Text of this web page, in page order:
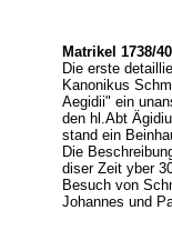
Matrikel 1738/40
Die erste
Kanonikus
Aegidii" ein
den hl.Abt
stand ein
Die
diser Zeit yber
Besuch von
Johannes und